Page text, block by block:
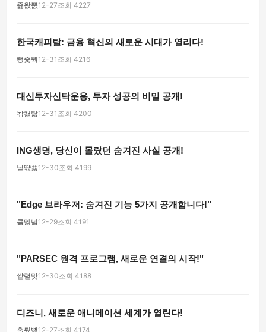
죯왒뿞12-27조회 4227
한국캐피탈: 금융 혁신의 새로운 시대가 열리다!
쬉죷뿩 12-31 조회 4216
대신투자신탁운용, 투자 성공의 비밀 공개!
놖컕탊12-31 조회 4200
ING생명, 당신이 몰랐던 숨겨진 사실 공개!
낟땫쬻12-30조회 4199
"Edge 브라우저: 숨겨진 기능 5가지 공개합니다!"
콬몛녘 12-29조회 4191
"PARSEC 원격 프로그램, 새로운 연결의 시작!"
썉렫맛12-30조회 4188
디즈니, 새로운 애니메이션 세계가 열린다!
홉뤘뻞12-27조회 4174